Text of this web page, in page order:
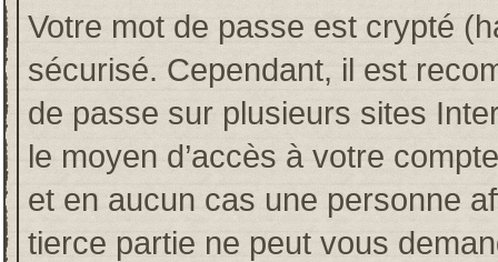
Votre mot de passe est crypté
sécurisé. Cependant, il est
de passe sur plusieurs sites
le moyen d’accès à votre
et en aucun cas une personne
tierce partie ne peut vous